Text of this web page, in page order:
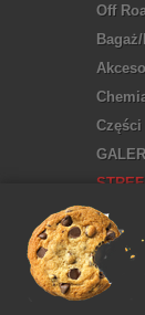
Off
Części